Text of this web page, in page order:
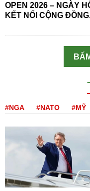
OPEN 2026 – NGÀY
KẾT NỐI CỘNG
#NGA #NATO #MỸ